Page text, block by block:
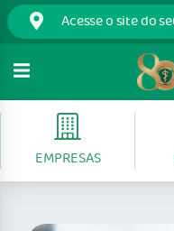
EMPRESAS